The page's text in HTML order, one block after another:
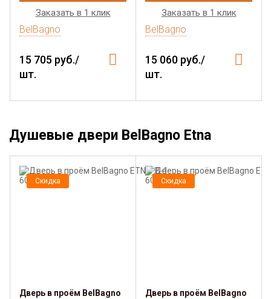
Заказать в 1 клик
BelBagno
15 705 руб./
шт.
Заказать в 1 клик
BelBagno
15 060 руб./
шт.
Душевые двери BelBagno Etna
Скидка
Дверь в проём BelBagno
Скидка
Дверь в проём BelBagno